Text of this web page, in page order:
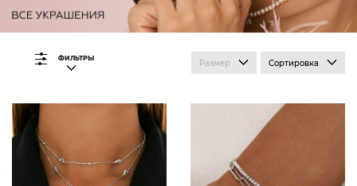
ФИЛЬТРЫ Размер Сортировка